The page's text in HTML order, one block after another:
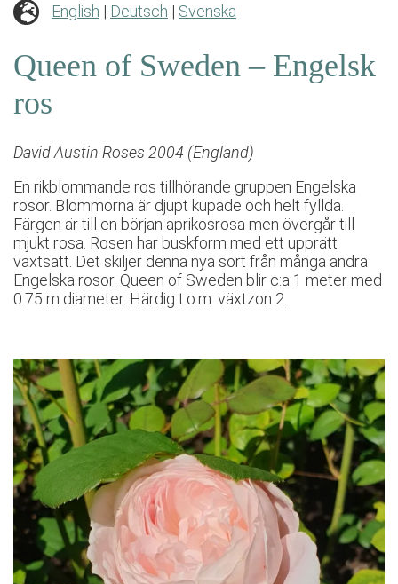
English | Deutsch | Svenska
Queen of Sweden – Engelsk
ros
David Austin Roses 2004 (England)
En rikblommande ros tillhörande gruppen Engelska
rosor. Blommorna är djupt kupade och helt fyllda.
Färgen är till en början aprikosrosa men övergår till
mjukt rosa. Rosen har buskform med ett upprätt
växtsätt. Det skiljer denna nya sort från många andra
Engelska rosor. Queen of Sweden blir c:a 1 meter med
0.75 m diameter. Härdig t.o.m. växtzon 2.